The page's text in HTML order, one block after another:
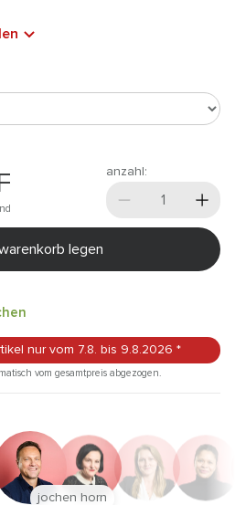
anzahl:
legen
nur vom 7.8. bis 9.8.2026 *
vom gesamtpreis abgezogen.
jochen horn